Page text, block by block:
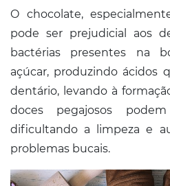
O chocolate,
pode ser prejudicial aos
bactérias presentes na
açúcar, produzindo ácidos
dentário, levando à
doces pegajosos
dificultando a limpeza e
problemas bucais.​